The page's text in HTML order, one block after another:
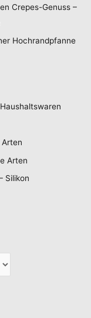
Crepes-Genuss –
Hochrandpfanne
Arten
Silikon